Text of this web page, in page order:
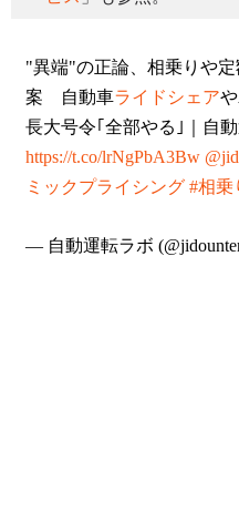
"異端"の正論、相乗りや
案 自動車ライドシェア
長大号令｢全部やる｣｜自
https://t.co/lrNgPbA3Bw
ミックプライシング #相乗
— 自動運転ラボ